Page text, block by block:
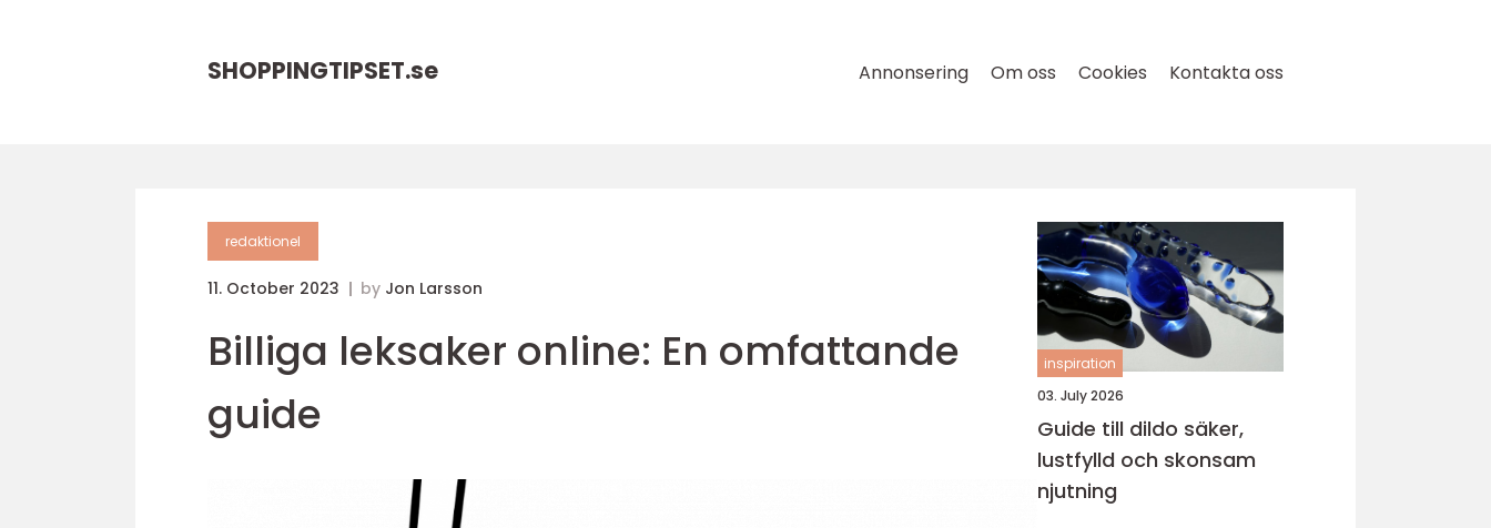
SHOPPINGTIPSET.se Annonsering Om oss Cookies Kontakta oss
redaktionel
11. October 2023 by Jon Larsson
Billiga leksaker online: En omfattande
guide
inspiration
03. July 2026
Guide till dildo säker,
lustfylld och skonsam
njutning